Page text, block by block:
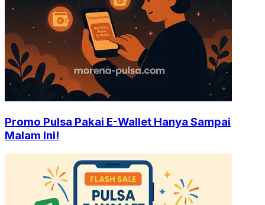
Promo Pulsa Pakai E-Wallet Hanya Sampai
Malam Ini!